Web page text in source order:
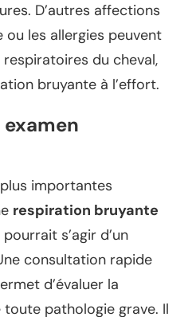
D’autres affections
ou les allergies peuvent
du cheval,
bruyante à l’effort.
importantes
respiration bruyante
s’agir d’un
consultation rapide
d’évaluer la
pathologie grave. Il